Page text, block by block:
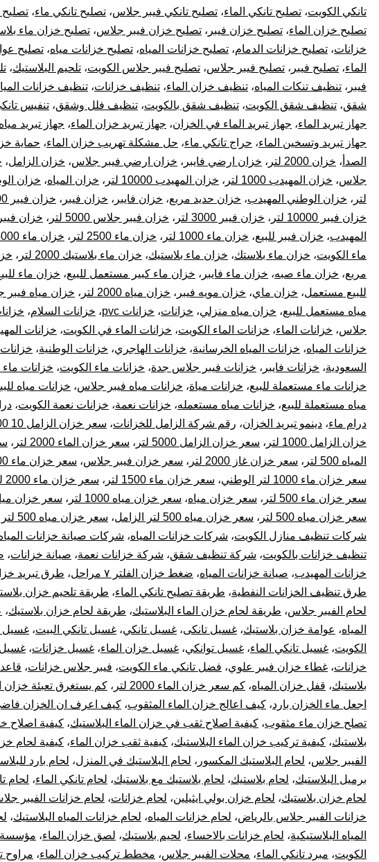
تانكي الكويت، تصليح تانكي الماء، تصليح تانكي فيبر جلاس، تصليح تانكي ماء،
تصليح خزان الماء، تصليح خزان فيبر ، تصليح خزان فيبر جلاس، تصليح خزان ماء
خزانات، تصليح خزانات الدمام، تصليح خزانات المياه، تصليح خزانات مياه، تصليح
الماء، تصليح فيبر ، تصليح فيبر جلاس، تصليح فيبر جلاس الكويت، تلحيم البلاستيك،
فيبر ، تنظيف تنكات المياه، تنظيف خزان الماء، تنظيف خزانات، تنظيف خزانات
شقق، تنظيف شقق الكويت، تنظيف شقق بالكويت، تنظيف فلل وشقق، تنفيس
جهاز تبريد الماء، جهاز تبريد الماء في الخزان، جهاز تبريد خزان الماء، جهاز تبريد
جهاز تبريد وتسخين الماء، حراج تانكي ماء، حل مشكلة تهريب خزان الماء، حماية
الصدأ ، خزان 2000 لتر ، خزان ارضي فايبر ، خزان ارضي فيبر جلاس، خزان الزامل،
جلاس، خزان المهيدب 1000 لتر ، خزان المهيدب 10000 لتر ، خزان المياه،
لتر ، خزان الوطني المهيدب، خزان حديد مربع، خزان فايبر ، خزان فيبر ، خزان فيبر 1000 لتر
خزان فيبر 10000 لتر
، خزان فيبر 3000 لتر ، خزان فيبر جلاس 5000 لتر ، خزان
المهيدب، خزان فيبر للبيع، خزان ماء 1000 لتر ، خزان ماء 2500 لتر ، خزان ماء 5000 لتر
ماء الكويت، خزان ماء بلاستك، خزان ماء بلاستيك، خزان ماء بلاستيك 2000 لتر ،
مربع، خزان ماء صبه، خزان ماء فايبر ، خزان ماء كبير مستعمل للبيع، خزان ماء
للبيع مستعمل، خزان ماي، خزان مويه فيبر ، خزان مياه 2000 لتر ، خزان مياه فيبر
مياه مستعمل للبيع، خزان مياه منزلي، خزانات، خزانات pvc ، خزانات السلام،
جلاس، خزانات الماء، خزانات الماء الكويت، خزانات الماء في الكويت، خزانات
خزانات المياه، خزانات المياه الخرسانية، خزانات الهاجري، خزانات الوطنية،
السعودية، خزانات فايبر ، خزانات فيبر جلاس جدة، خزانات ماء الكويت، خزانات ماء
خزانات ماء مستعملة للبيع، خزانات مياة، خزانات مياه فيبر جلاس، خزانات مياه
مياه مستعملة للبيع، خزانات مياه مستعمله، خزانات نعمة، خزانات نعمة الكويت،
درام ماء، دينمو تبريد الخزان، رقم شركة الزامل للخزانات، سعر خزان الزامل 10 000 لتر
خزان الزامل 1000 لتر
، سعر خزان الزامل 5000 لتر ، سعر خزان الماء 2000 لتر ،
المياه 500 لتر
، سعر خزان غاز 2000 لتر ، سعر خزان فيبر جلاس، سعر خزان ماء 1000 لتر
سعر خزان ماء 1000 لتر الوطني
، سعر خزان ماء 1500 لتر ، سعر خزان ماء 2000 لتر المهيدب
سعر خزان ماء 500 لتر
، سعر خزان مياه، سعر خزان مياه 1000 لتر ، سعر خزان مياه 300
سعر خزان مياه 500 لتر
، سعر خزان مياه 500 لتر الزامل ، سعر خزان مياه 500 لتر المهيدب
شركات تنظيف منازل الكويت، شركات خزانات المياه، شركات صيانة خزانات
تنظيف خزانات بالكويت، شركة تنظيف شقق، شركة خزانات نعمة، صيانة خزانات،
خزانات المهيدب، صيانة خزانات المياه، ضغط خزان الفلتر ٧ مراحل ، طرق تبريد
طرق تنظيف الخزانات النفطية، طريقة تصليح تانكي الماء، طريقة تلحيم خزان
لحام الفيبر جلاس، طريقة لحام خزان الماء البلاستيك، طريقة لحام خزان بلاستيك،
المياه، عوامة خزان بلاستيك، غسيل تانكى، غسيل تانكي، غسيل تانكي البيت، غسيل
الكويت، غسيل تانكي الماء، غسيل توانكي، غسيل خزان الماء، غسيل خزانات، غسيل
خزانات، غطاء خزان فيبر علوي، فضل تانكي ماء الكويت، فيبر جلاس خزانات،
بلاستيك، قفل خزان المياه، كم سعر خزان الماء 2000 لتر ، كم يستغرق تعبئة خزان
اجعل ماء الخزان بارد، كيف اعالج خزان الماء المثقوب، كيف اعرف ان الخزان
تصلح خزان ماء مثقوب، كيفية اصلاح ثقب في خزان الماء البلاستيك، كيفية اصلاح
بلاستيك، كيفية تركيب خزان الماء البلاستيك، كيفية ثقب خزان الماء، كيفية لحام
الفيبر جلاس، لحام البلاستيك المكسور ، لحام البلاستيك في المنزل، لحام بارد
برميل البلاستيك، لحام بلاستيك، لحام بلاستيك مع بلاستيك، لحام تانكي الماء، لحام
لحام خزان بلاستيك، لحام خزان بولي ايثيلين، لحام خزانات، لحام خزانات الفيبر
خزانات الفيبر جلاس بالرياض، لحام خزانات المياه، لحام خزانات المياه البلاستيك،
المياه البلاستيكية، لحام خزانات بالاحساء، لحيم بلاستيك، لصق خزان الماء، مؤسسة
الكويت، مبرد تانكي الماء، محلات الفيبر جلاس، مخطط تركيب خزان الماء، مراوح